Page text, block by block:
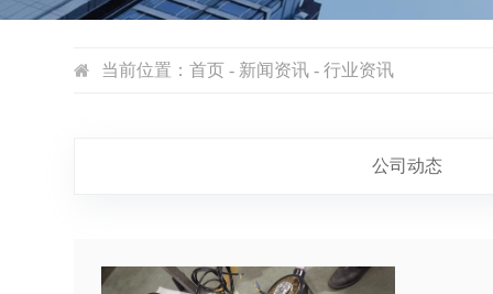
当前位置：首页 - 新闻资讯 - 行业资讯
公司动态